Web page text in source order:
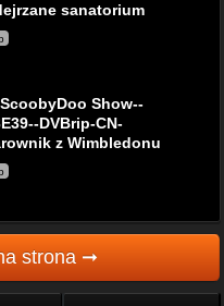
sanatorium
Show--
DVBrip-CN-
z Wimbledonu
strona ➞